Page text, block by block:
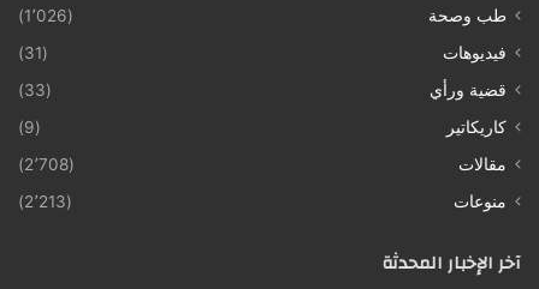
طب وصحة
(1٬026)
فيديوهات
(31)
قضية ورأي
(33)
كاريكاتير
(9)
مقالات
(2٬708)
منوعات
(2٬213)
آخر الإخبار المحدثة